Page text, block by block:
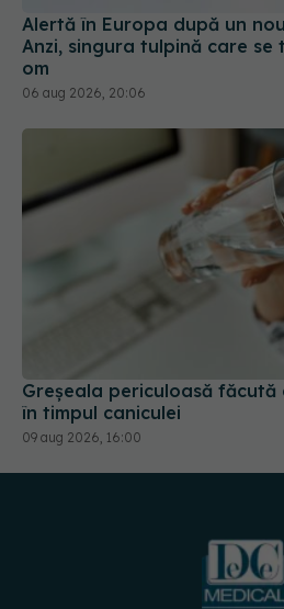
06 aug 2026, 20:06
Greșeala periculoasă
09 aug 2026, 16:00
URMĂREȘTE-